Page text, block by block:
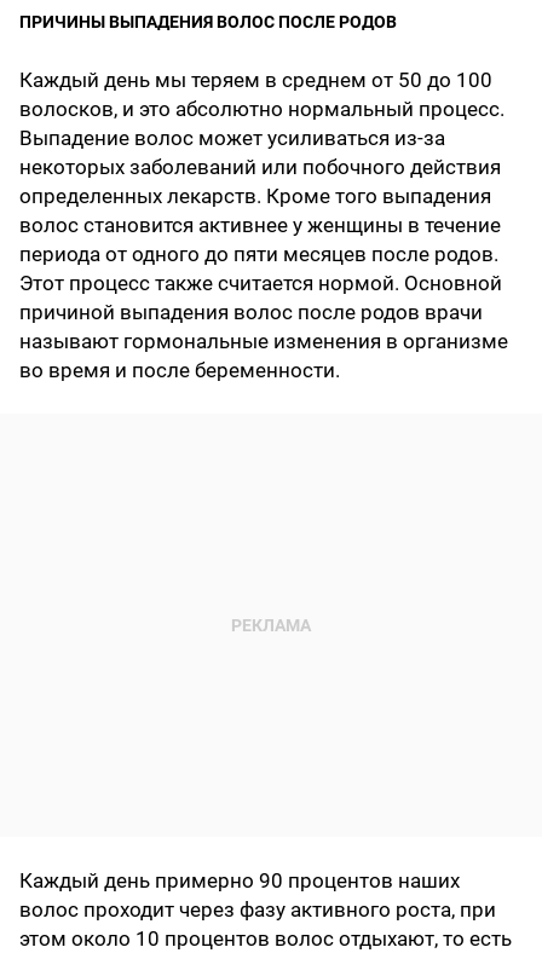
ПРИЧИНЫ ВЫПАДЕНИЯ ВОЛОС ПОСЛЕ РОДОВ
Каждый день мы теряем в среднем от 50 до 100
волосков, и это абсолютно нормальный процесс.
Выпадение волос может усиливаться из-за
некоторых заболеваний или побочного действия
определенных лекарств. Кроме того выпадения
волос становится активнее у женщины в течение
периода от одного до пяти месяцев после родов.
Этот процесс также считается нормой. Основной
причиной выпадения волос после родов врачи
называют гормональные изменения в организме
во время и после беременности.
Каждый день примерно 90 процентов наших
волос проходит через фазу активного роста, при
этом около 10 процентов волос отдыхают, то есть